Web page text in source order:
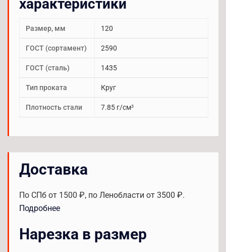
характеристики
Размер, мм 120
ГОСТ (сортамент) 2590
ГОСТ (сталь) 1435
Тип проката Круг
Плотность стали 7.85 г/см³
Доставка
По СПб от 1500 ₽, по Ленобласти от 3500 ₽.
Подробнее
Нарезка в размер